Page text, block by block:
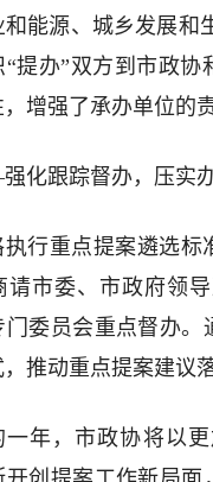
能源、城乡发展和
“提办”双方到市政
增强了承办单位的
化跟踪督办，压实办
执行重点提案遴选标
请市委、市政府领
门委员会重点督办。
推动重点提案建议
一年，市政协将以